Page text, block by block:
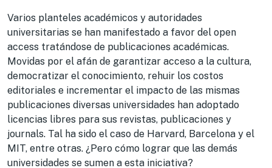
Varios planteles académicos y autoridades
universitarias se han manifestado a favor del open
access tratándose de publicaciones académicas.
Movidas por el afán de garantizar acceso a la cultura,
democratizar el conocimiento, rehuir los costos
editoriales e incrementar el impacto de las mismas
publicaciones diversas universidades han adoptado
licencias libres para sus revistas, publicaciones y
journals. Tal ha sido el caso de Harvard, Barcelona y el
MIT, entre otras. ¿Pero cómo lograr que las demás
universidades se sumen a esta iniciativa?